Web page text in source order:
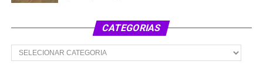
CATEGORIAS
Categorias